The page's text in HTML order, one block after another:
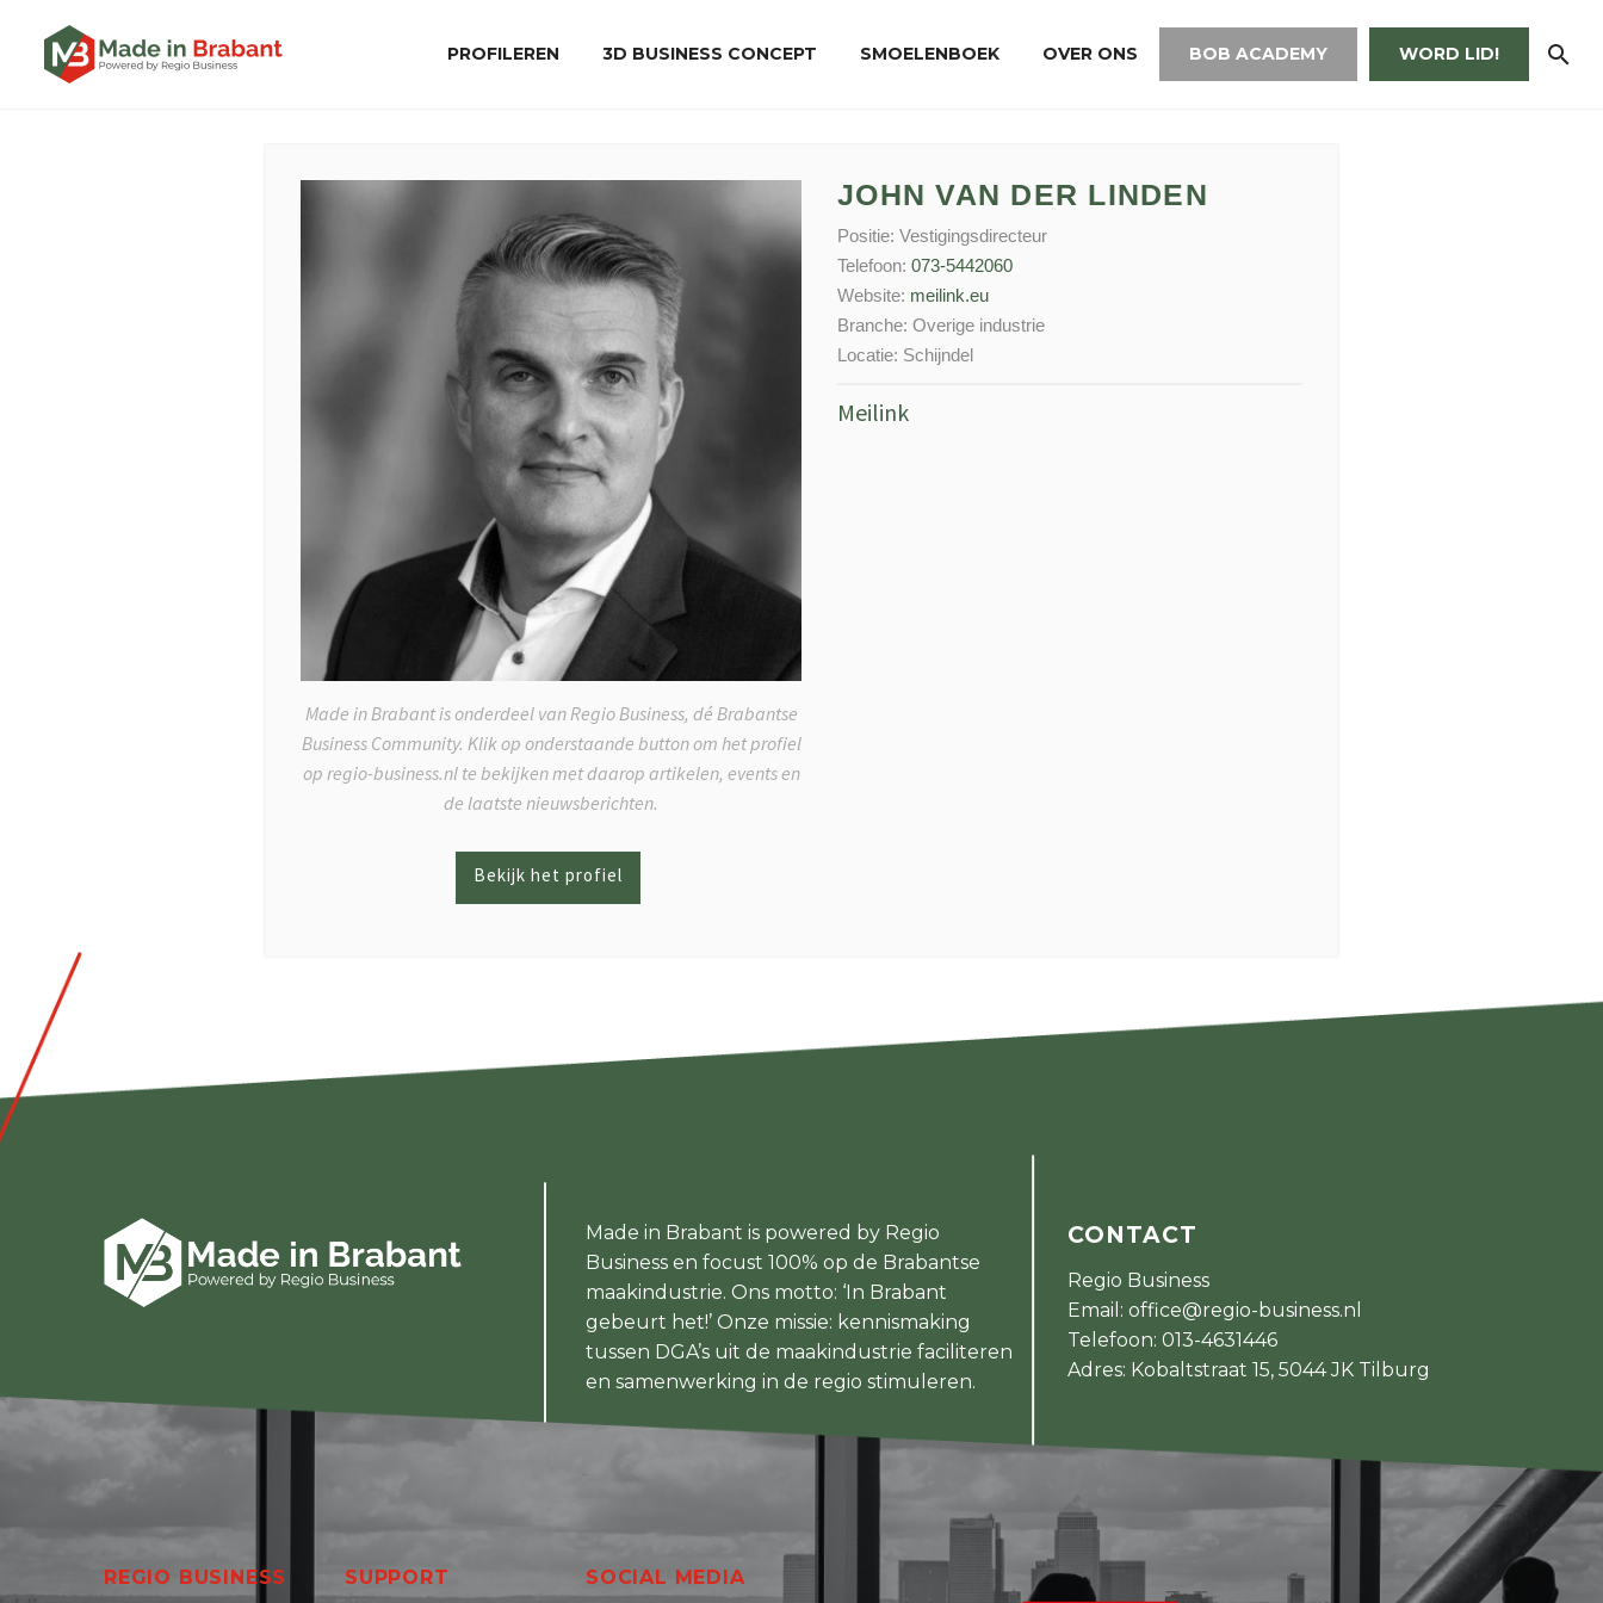
PROFILEREN 3D BUSINESS CONCEPT SMOELENBOEK OVER ONS BOB ACADEMY WORD LID!
Made in Brabant is onderdeel van Regio Business, dé Brabantse
Business Community. Klik op onderstaande button om het profiel
op regio-business.nl te bekijken met daarop artikelen, events en
de laatste nieuwsberichten.
JOHN VAN DER LINDEN
Positie: Vestigingsdirecteur
Telefoon: 073-5442060
Website: meilink.eu
Branche: Overige industrie
Locatie: Schijndel
Meilink
Made in Brabant is powered by Regio
Business en focust 100% op de Brabantse
maakindustrie. Ons motto: ‘In Brabant
gebeurt het!’ Onze missie: kennismaking
tussen DGA’s uit de maakindustrie faciliteren
en samenwerking in de regio stimuleren.
CONTACT
Regio Business
Email: office@regio-business.nl
Telefoon: 013-4631446
Adres: Kobaltstraat 15, 5044 JK Tilburg
REGIO BUSINESS SUPPORT SOCIAL MEDIA